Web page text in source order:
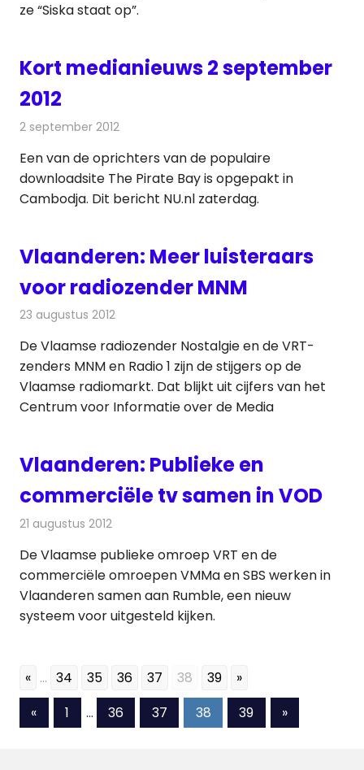
ze “Siska staat op”.
Kort medianieuws 2 september
2012
2 september 2012
Een van de oprichters van de populaire
downloadsite The Pirate Bay is opgepakt in
Cambodja. Dit bericht NU.nl zaterdag.
Vlaanderen: Meer luisteraars
voor radiozender MNM
23 augustus 2012
De Vlaamse radiozender Nostalgie en de VRT-
zenders MNM en Radio 1 zijn de stijgers op de
Vlaamse radiomarkt. Dat blijkt uit cijfers van het
Centrum voor Informatie over de Media
Vlaanderen: Publieke en
commerciële tv samen in VOD
21 augustus 2012
De Vlaamse publieke omroep VRT en de
commerciële omroepen VMMa en SBS werken in
Vlaanderen samen aan Rumble, een nieuw
systeem voor uitgesteld kijken.
« ... 34 35 36 37 38 39 »
Berichten
«Vorige
berichten
1 … 36 37 38 39
Volgende
berichten
»